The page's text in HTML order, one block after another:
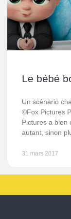
Le bébé
Un scénario
©Fox Pictures
Pictures a bien
autant, sinon
31 mars 2017